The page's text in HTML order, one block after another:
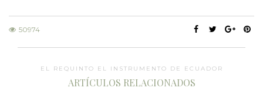
50974
EL REQUINTO EL INSTRUMENTO DE ECUADOR
ARTÍCULOS RELACIONADOS